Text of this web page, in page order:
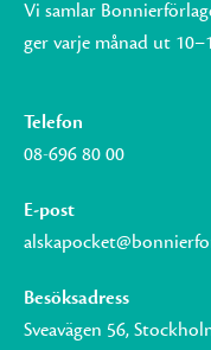
Vi samlar
ger varje månad ut
Telefon
08-696 80 00
E-post
Besöksadress
Sveavägen 56,